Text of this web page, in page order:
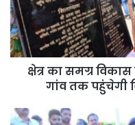
दुर्गम और संवेदनशील क्षेत्रों में
तकनीक अत्यंत प्रभावी सिद्ध हो
बीजापुर में 21 बेली ब्रिज बने
उल्लेखनीय है कि बीजापुर जिले में
चुका है। इन पुलों के निर्माण से
क्षेत्र का समग्र विकास
गांव तक पहुंचेगी